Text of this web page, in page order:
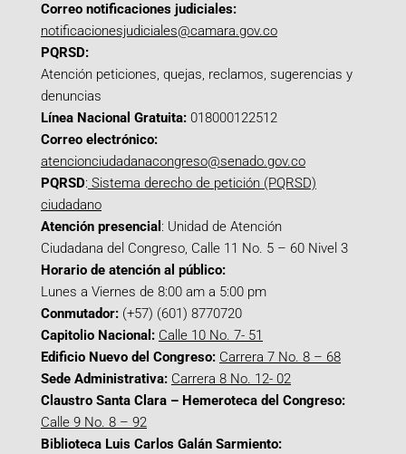
Correo notificaciones judiciales:
notificacionesjudiciales@camara.gov.co
PQRSD:
Atención peticiones, quejas, reclamos, sugerencias y
denuncias
Línea Nacional Gratuita: 018000122512
Correo electrónico:
atencionciudadanacongreso@senado.gov.co
PQRSD: Sistema derecho de petición (PQRSD)
ciudadano
Atención presencial : Unidad de Atención
Ciudadana del Congreso, Calle 11 No. 5 – 60 Nivel 3
Horario de atención al público:
Lunes a Viernes de 8:00 am a 5:00 pm
Conmutador: (+57) (601) 8770720
Capitolio Nacional: Calle 10 No. 7- 51
Edificio Nuevo del Congreso: Carrera 7 No. 8 – 68
Sede Administrativa: Carrera 8 No. 12- 02
Claustro Santa Clara – Hemeroteca del Congreso:
Calle 9 No. 8 – 92
Biblioteca Luis Carlos Galán Sarmiento: